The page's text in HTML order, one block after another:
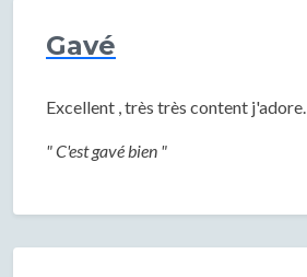
Gavé
Excellent , très très content j'adore.
" C'est gavé bien "